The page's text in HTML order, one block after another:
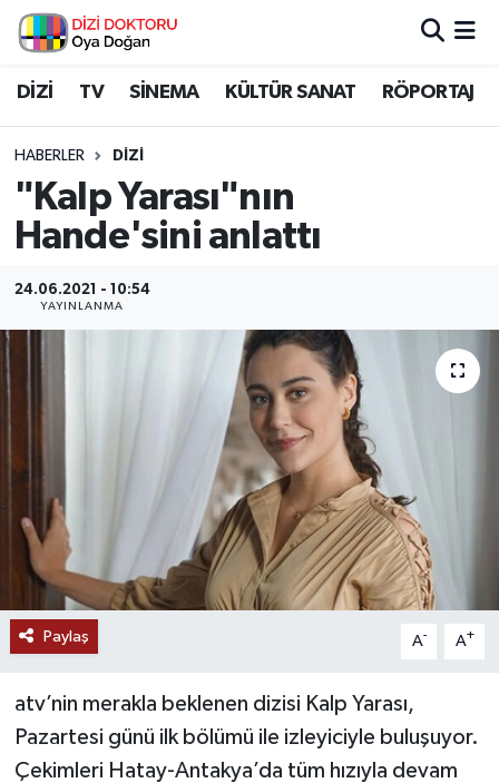
DİZİ TV SİNEMA KÜLTÜR SANAT RÖPORTAJ
HABERLER DİZİ
"Kalp Yarası"nın
Hande'sini anlattı
24.06.2021 - 10:54
YAYINLANMA
Paylaş A- A+
atv’nin merakla beklenen dizisi Kalp Yarası,
Pazartesi günü ilk bölümü ile izleyiciyle buluşuyor.
Çekimleri Hatay-Antakya’da tüm hızıyla devam
İstanbul Nöbetçi Eczaneler
İstanbul Namaz Vakitleri
İstanbul Trafik Yoğunluk Haritası
Süper Lig Puan Durumu ve Fikstür
Son Dakika Haberleri